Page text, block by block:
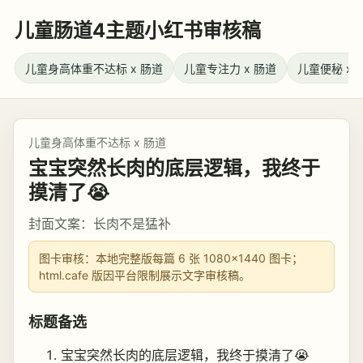
儿童肠道4主题小红书审核稿
儿童身高体重不达标 x 肠道 儿童专注力 x 肠道 儿童便秘 x
儿童身高体重不达标 x 肠道
宝宝突然长肉的底层逻辑，我终于
摸清了😭
封面文案：长肉不是猛补
图卡审核：本地完整版每篇 6 张 1080×1440 图卡；
html.cafe 版因平台限制展示文字审核稿。
标题备选
宝宝突然长肉的底层逻辑，我终于摸清了😭